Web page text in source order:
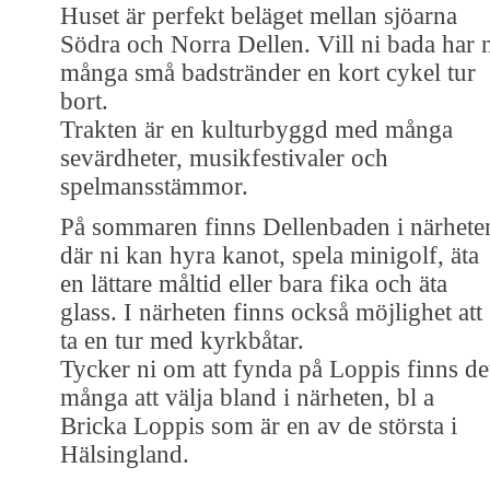
Huset är perfekt beläget mellan sjöarna
Södra och Norra Dellen. Vill ni bada har
många små badstränder en kort cykel tur
bort.
Trakten är en kulturbyggd med många
sevärdheter, musikfestivaler och
spelmansstämmor.
På sommaren finns Dellenbaden i
där ni kan hyra kanot, spela minigolf, äta
en lättare måltid eller bara fika och äta
glass. I närheten finns också möjlighet att
ta en tur med kyrkbåtar.
Tycker ni om att fynda på Loppis finns
många att välja bland i närheten, bl a
Bricka Loppis som är en av de största i
Hälsingland.